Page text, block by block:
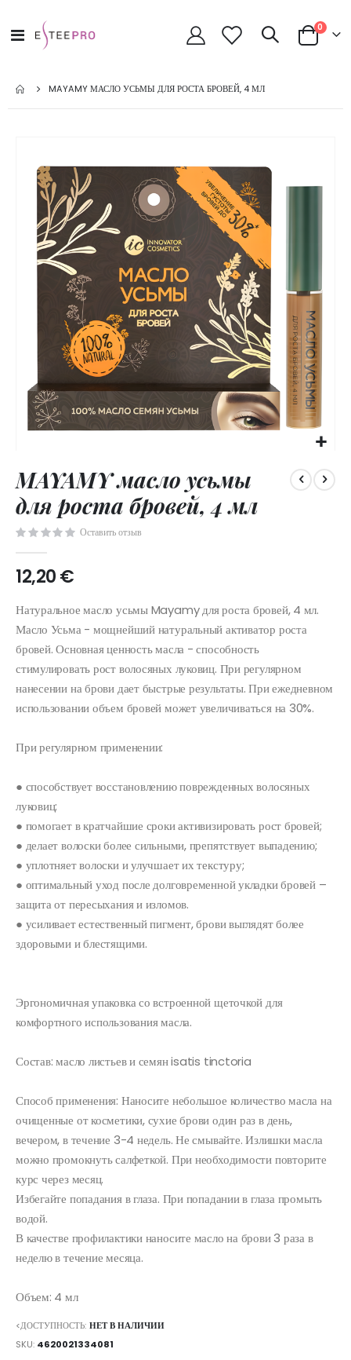
Toggle
Nav
Cart
0
MAYAMY МАСЛО УСЬМЫ ДЛЯ РОСТА БРОВЕЙ, 4 МЛ
images
gallery
to
the
beginning
of
the
images
gallery
MAYAMY масло усьмы
для роста бровей, 4 мл
Оставить отзыв
12,20 €
Натуральное масло усьмы Mayamy для роста бровей, 4 мл.
Масло Усьма - мощнейший натуральный активатор роста
бровей. Основная ценность масла - способность
стимулировать рост волосяных луковиц. При регулярном
нанесении на брови дает быстрые результаты. При ежедневном
использовании объем бровей может увеличиваться на 30%.
При регулярном применении:
● способствует восстановлению поврежденных волосяных
луковиц;
● помогает в кратчайшие сроки активизировать рост бровей;
● делает волоски более сильными, препятствует выпадению;
● уплотняет волоски и улучшает их текстуру;
● оптимальный уход после долговременной укладки бровей –
защита от пересыхания и изломов.
● усиливает естественный пигмент, брови выглядят более
здоровыми и блестящими.
Эргономичная упаковка со встроенной щеточкой для
комфортного использования масла.
Состав: масло листьев и семян isatis tinctoria
Способ применения: Наносите небольшое количество масла на
очищенные от косметики, сухие брови один раз в день,
вечером, в течение 3-4 недель. Не смывайте. Излишки масла
можно промокнуть салфеткой. При необходимости повторите
курс через месяц.
Избегайте попадания в глаза. При попадании в глаза промыть
водой.
В качестве профилактики наносите масло на брови 3 раза в
неделю в течение месяца.
Объем: 4 мл
<ДОСТУПНОСТЬ: НЕТ В НАЛИЧИИ
SKU 4620021334081